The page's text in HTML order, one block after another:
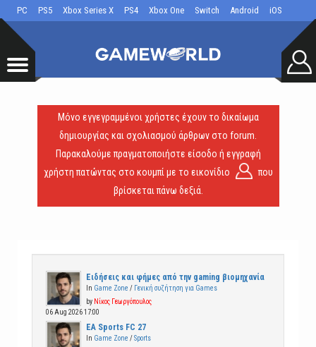
PC PS5 Xbox Series X PS4 Xbox One Switch Android iOS
Μόνο εγγεγραμμένοι χρήστες έχουν το δικαίωμα
δημιουργίας και σχολιασμού άρθρων στο forum.
Παρακαλούμε πραγματοποιήστε είσοδο ή εγγραφή
χρήστη πατώντας στο κουμπί με το εικονίδιο
που
βρίσκεται πάνω δεξιά.
Ειδήσεις και φήμες από την gaming βιομηχανία
In Game Zone / Γενική συζήτηση για Games
by Νίκος Γεωργόπουλος
06 Aug 2026 17:00
EA Sports FC 27
In Game Zone /Sports